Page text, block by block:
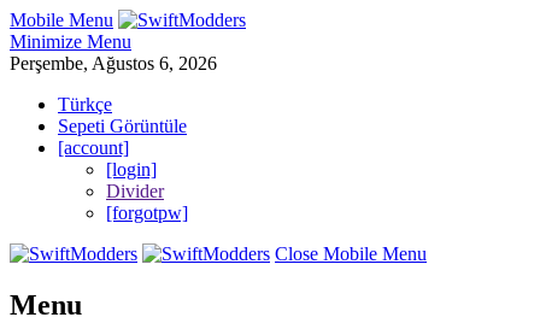
Mobile Menu
Minimize Menu
Perşembe, Ağustos 6, 2026
Türkçe
Sepeti Görüntüle
[account]
[login]
Divider
[forgotpw]
Close Mobile Menu
Menu